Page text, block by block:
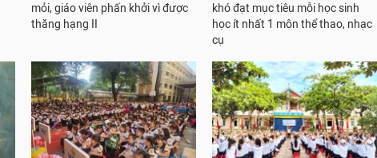
mỏi, giáo viên phấn khởi vì được
thăng hạng II
khó đạt mục tiêu mỗi học sinh
học ít nhất 1 môn thể thao, nhạc
cụ